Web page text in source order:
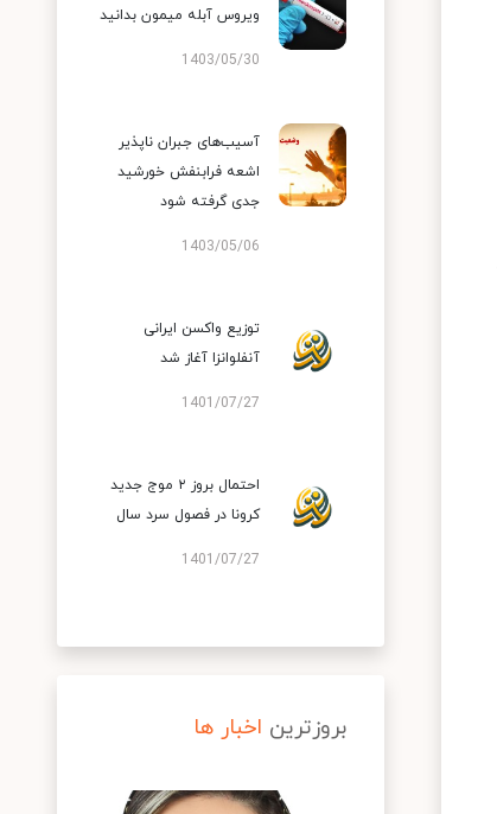
ویروس آبله میمون بدانید
1403/05/30
آسیب‌های جبران ناپذیر
اشعه فرابنفش خورشید
جدی گرفته شود
1403/05/06
توزیع واکسن ایرانی
آنفلوانزا آغاز شد
1401/07/27
احتمال بروز ۲ موج جدید
کرونا در فصول سرد سال
1401/07/27
بروزترین اخبار ها